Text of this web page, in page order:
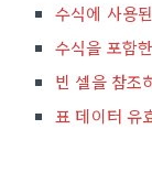
수식에 사용
수식을 포함
빈 셀을 참조
표 데이터 유